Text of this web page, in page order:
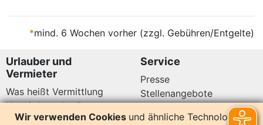
*mind. 6 Wochen vorher (zzgl. Gebühren/Entgelte)
Urlauber und
Vermieter
Was heißt Vermittlung
Vermittlungsbedingungen
Datenschutz
Service
Presse
Stellenangebote
Wir verwenden Cookies und ähnliche Technologien,